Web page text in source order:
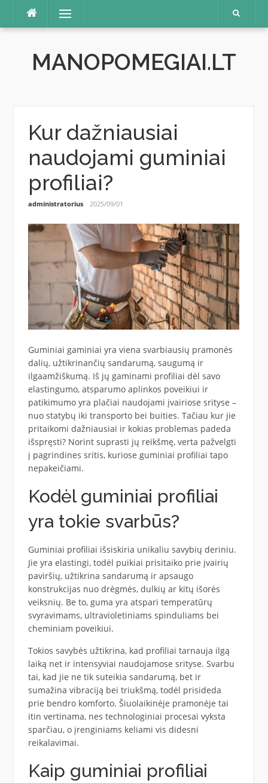
content
Menu
MANOPOMEGIAI.LT
Kur dažniausiai
naudojami guminiai
profiliai?
administratorius 2025/09/01
Guminiai gaminiai yra viena svarbiausių pramonės
dalių, užtikrinančių sandarumą, saugumą ir
ilgaamžiškumą. Iš jų gaminami profiliai dėl savo
elastingumo, atsparumo aplinkos poveikiui ir
patikimumo yra plačiai naudojami įvairiose srityse –
nuo statybų iki transporto bei buities. Tačiau kur jie
pritaikomi dažniausiai ir kokias problemas padeda
išspręsti? Norint suprasti jų reikšmę, verta pažvelgti
į pagrindines sritis, kuriose guminiai profiliai tapo
nepakeičiami.
Kodėl guminiai profiliai
yra tokie svarbūs?
Guminiai profiliai išsiskiria unikaliu savybių deriniu.
Jie yra elastingi, todėl puikiai prisitaiko prie įvairių
paviršių, užtikrina sandarumą ir apsaugo
konstrukcijas nuo drėgmės, dulkių ar kitų išorės
veiksnių. Be to, guma yra atspari temperatūrų
svyravimams, ultravioletiniams spinduliams bei
cheminiam poveikiui.
Tokios savybės užtikrina, kad profiliai tarnauja ilgą
laiką net ir intensyviai naudojamose srityse. Svarbu
tai, kad jie ne tik suteikia sandarumą, bet ir
sumažina vibraciją bei triukšmą, todėl prisideda
prie bendro komforto. Šiuolaikinėje pramonėje tai
itin vertinama, nes technologiniai procesai vyksta
sparčiau, o įrenginiams keliami vis didesni
reikalavimai.
Kaip guminiai profiliai